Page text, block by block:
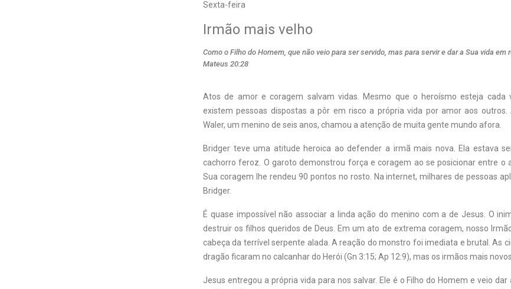
Sexta-feira
Irmão mais velho
Como o Filho do Homem, que não veio para ser servido, mas para servir e dar a Sua vida em
Mateus 20:28
Atos de amor e coragem salvam vidas. Mesmo que o heroísmo esteja cada
existem pessoas dispostas a pôr em risco a própria vida por amor aos outros.
Waler, um menino de seis anos, chamou a atenção de muita gente mundo afora.
Bridger teve uma atitude heroica ao defender a irmã mais nova. Ela estava
cachorro feroz. O garoto demonstrou força e coragem ao se posicionar entre o
Sua coragem lhe rendeu 90 pontos no rosto. Na internet, milhares de pessoas
Bridger.
É quase impossível não associar a linda ação do menino com a de Jesus. O
destruir os filhos queridos de Deus. Em um ato de extrema coragem, nosso
cabeça da terrível serpente alada. A reação do monstro foi imediata e brutal. As
dragão ficaram no calcanhar do Herói (Gn 3:15; Ap 12:9), mas os irmãos mais
Jesus entregou a própria vida para nos salvar. Ele é o Filho do Homem e veio